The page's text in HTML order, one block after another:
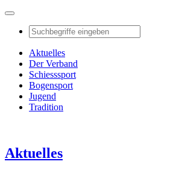
Aktuelles
Der Verband
Schiesssport
Bogensport
Jugend
Tradition
Aktuelles